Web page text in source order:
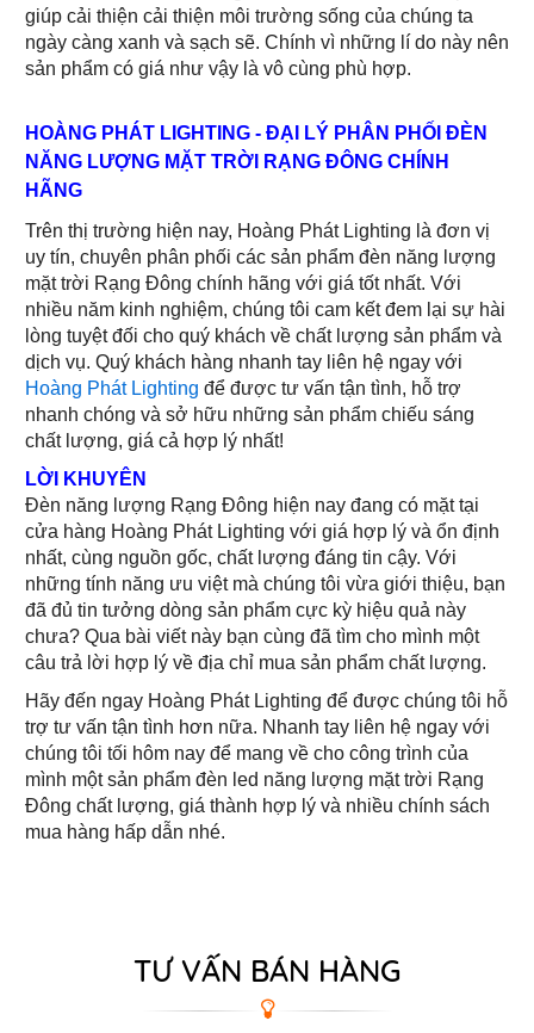
giúp cải thiện cải thiện môi trường sống của chúng ta
ngày càng xanh và sạch sẽ. Chính vì những lí do này nên
sản phẩm có giá như vậy là vô cùng phù hợp.
HOÀNG PHÁT LIGHTING - ĐẠI LÝ PHÂN PHỐI ĐÈN
NĂNG LƯỢNG MẶT TRỜI RẠNG ĐÔNG CHÍNH
HÃNG
Trên thị trường hiện nay, Hoàng Phát Lighting là đơn vị
uy tín, chuyên phân phối các sản phẩm đèn năng lượng
mặt trời Rạng Đông chính hãng với giá tốt nhất. Với
nhiều năm kinh nghiệm, chúng tôi cam kết đem lại sự hài
lòng tuyệt đối cho quý khách về chất lượng sản phẩm và
dịch vụ. Quý khách hàng nhanh tay liên hệ ngay với
Hoàng Phát Lighting để được tư vấn tận tình, hỗ trợ
nhanh chóng và sở hữu những sản phẩm chiếu sáng
chất lượng, giá cả hợp lý nhất!
LỜI KHUYÊN
Đèn năng lượng Rạng Đông hiện nay đang có mặt tại
cửa hàng Hoàng Phát Lighting với giá hợp lý và ổn định
nhất, cùng nguồn gốc, chất lượng đáng tin cậy. Với
những tính năng ưu việt mà chúng tôi vừa giới thiệu, bạn
đã đủ tin tưởng dòng sản phẩm cực kỳ hiệu quả này
chưa? Qua bài viết này bạn cùng đã tìm cho mình một
câu trả lời hợp lý về địa chỉ mua sản phẩm chất lượng.
Hãy đến ngay Hoàng Phát Lighting để được chúng tôi hỗ
trợ tư vấn tận tình hơn nữa. Nhanh tay liên hệ ngay với
chúng tôi tối hôm nay để mang về cho công trình của
mình một sản phẩm đèn led năng lượng mặt trời Rạng
Đông chất lượng, giá thành hợp lý và nhiều chính sách
mua hàng hấp dẫn nhé.
TƯ VẤN BÁN HÀNG